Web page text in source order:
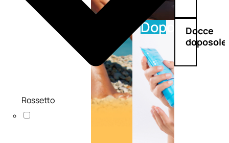
Doposole
Docce
doposole
Rossetto